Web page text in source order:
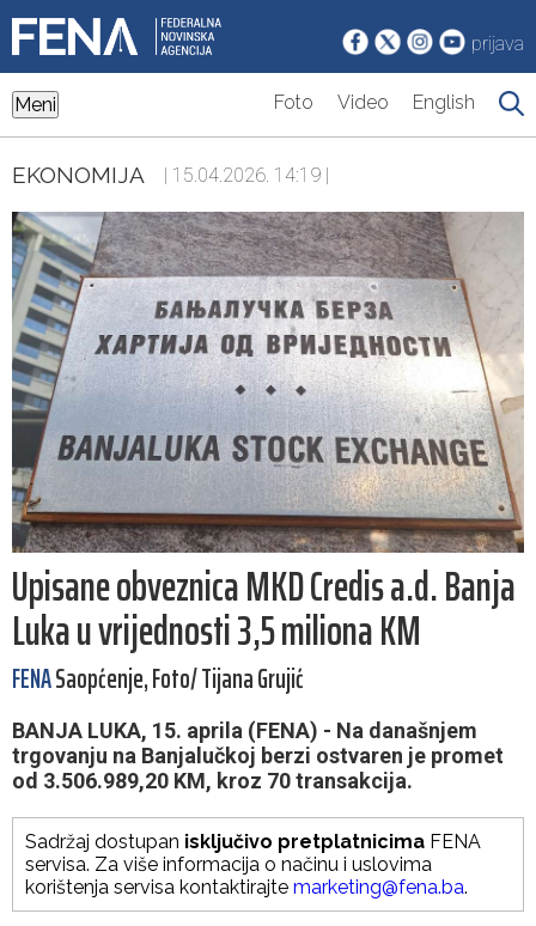
prijava
Meni Foto Video English
EKONOMIJA | 15.04.2026. 14:19 |
Upisane obveznica MKD Credis a.d. Banja
Luka u vrijednosti 3,5 miliona KM
FENASaopćenje, Foto/ Tijana Grujić
BANJA LUKA, 15. aprila (FENA) - Na današnjem
trgovanju na Banjalučkoj berzi ostvaren je promet
od 3.506.989,20 KM, kroz 70 transakcija.
Sadržaj dostupan isključivo pretplatnicima FENA
servisa. Za više informacija o načinu i uslovima
korištenja servisa kontaktirajte marketing@fena.ba.